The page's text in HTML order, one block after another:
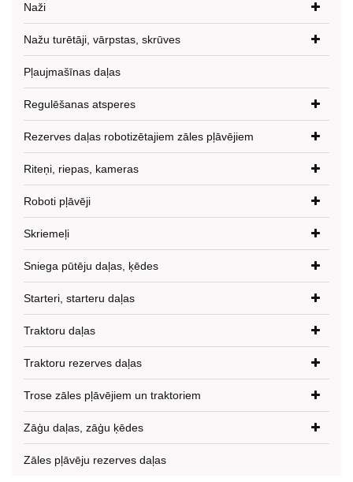
Naži
Nažu turētāji, vārpstas, skrūves
Pļaujmašīnas daļas
Regulēšanas atsperes
Rezerves daļas robotizētajiem zāles pļāvējiem
Riteņi, riepas, kameras
Roboti pļāvēji
Skriemeļi
Sniega pūtēju daļas, ķēdes
Starteri, starteru daļas
Traktoru daļas
Traktoru rezerves daļas
Trose zāles pļāvējiem un traktoriem
Zāģu daļas, zāģu ķēdes
Zāles pļāvēju rezerves daļas